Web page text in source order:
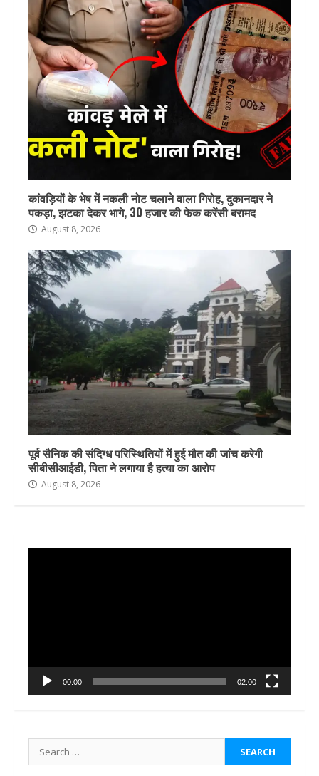
कांवड़ियों के भेष में नकली नोट चलाने वाला गिरोह, दुकानदार ने
पकड़ा, झटका देकर भागे, 30 हजार की फेक करेंसी बरामद
August 8, 2026
पूर्व सैनिक की संदिग्ध परिस्थितियों में हुई मौत की जांच करेगी
सीबीसीआईडी, पिता ने लगाया है हत्या का आरोप
August 8, 2026
00:00 02:00
Search
for: